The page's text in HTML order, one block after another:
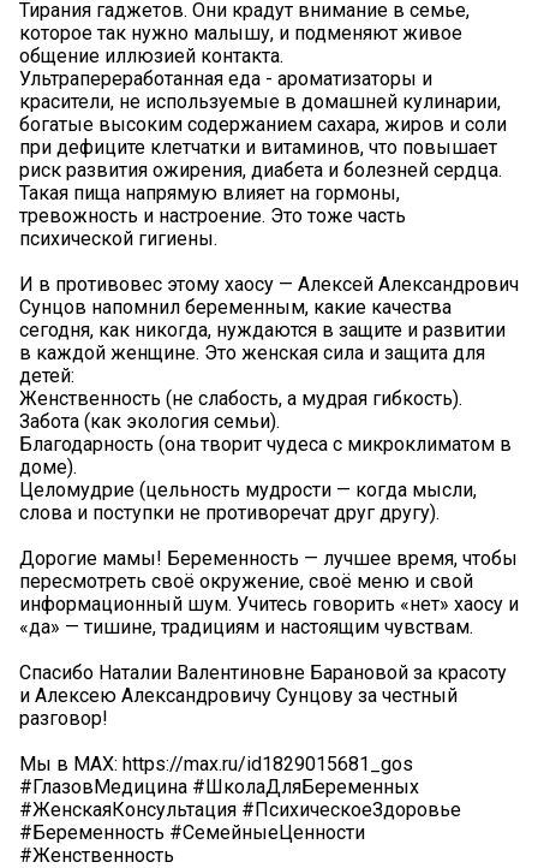
Тирания гаджетов. Они крадут внимание в семье,
которое так нужно малышу, и подменяют живое
общение иллюзией контакта.
Ультрапереработанная еда - ароматизаторы и
красители, не используемые в домашней кулинарии,
богатые высоким содержанием сахара, жиров и соли
при дефиците клетчатки и витаминов, что повышает
риск развития ожирения, диабета и болезней сердца.
Такая пища напрямую влияет на гормоны,
тревожность и настроение. Это тоже часть
психической гигиены.
И в противовес этому хаосу — Алексей Александрович
Сунцов напомнил беременным, какие качества
сегодня, как никогда, нуждаются в защите и развитии
в каждой женщине. Это женская сила и защита для
детей:
Женственность (не слабость, а мудрая гибкость).
Забота (как экология семьи).
Благодарность (она творит чудеса с микроклиматом в
доме).
Целомудрие (цельность мудрости — когда мысли,
слова и поступки не противоречат друг другу).
Дорогие мамы! Беременность — лучшее время, чтобы
пересмотреть своё окружение, своё меню и свой
информационный шум. Учитесь говорить «нет» хаосу и
«да» — тишине, традициям и настоящим чувствам.
Спасибо Наталии Валентиновне Барановой за красоту
и Алексею Александровичу Сунцову за честный
разговор!
Мы в МАХ: https://max.ru/id1829015681_gos
#ГлазовМедицина #ШколаДляБеременных
#ЖенскаяКонсультация #ПсихическоеЗдоровье
#Беременность #СемейныеЦенности
#Женственность